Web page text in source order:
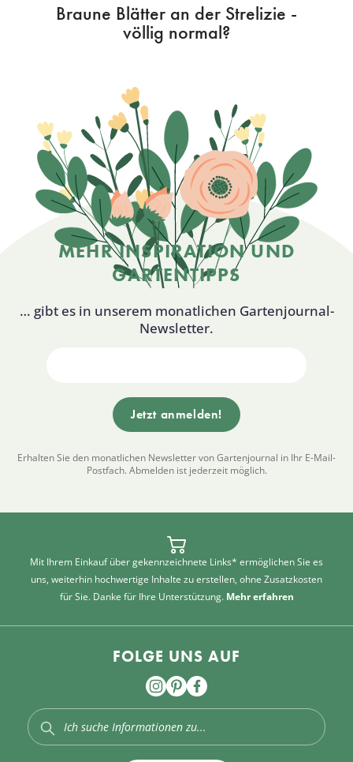
Braune Blätter an der Strelizie -
völlig normal?
MEHR INSPIRATION UND
GARTENTIPPS
… gibt es in unserem monatlichen Gartenjournal-
Newsletter.
Erhalten Sie den monatlichen Newsletter von Gartenjournal in Ihr E-Mail-
Postfach. Abmelden ist jederzeit möglich.
Mit Ihrem Einkauf über gekennzeichnete Links* ermöglichen Sie es
uns, weiterhin hochwertige Inhalte zu erstellen, ohne Zusatzkosten
für Sie. Danke für Ihre Unterstützung. Mehr erfahren
FOLGE UNS AUF